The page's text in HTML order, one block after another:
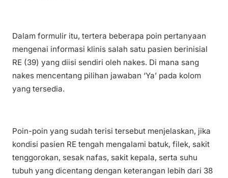
Dalam formulir itu, tertera beberapa poin pertanyaan
mengenai informasi klinis salah satu pasien berinisial
RE (39) yang diisi sendiri oleh nakes. Di mana sang
nakes mencentang pilihan jawaban ‘Ya’ pada kolom
yang tersedia.
Poin-poin yang sudah terisi tersebut menjelaskan, jika
kondisi pasien RE tengah mengalami batuk, filek, sakit
tenggorokan, sesak nafas, sakit kepala, serta suhu
tubuh yang dicentang dengan keterangan lebih dari 38